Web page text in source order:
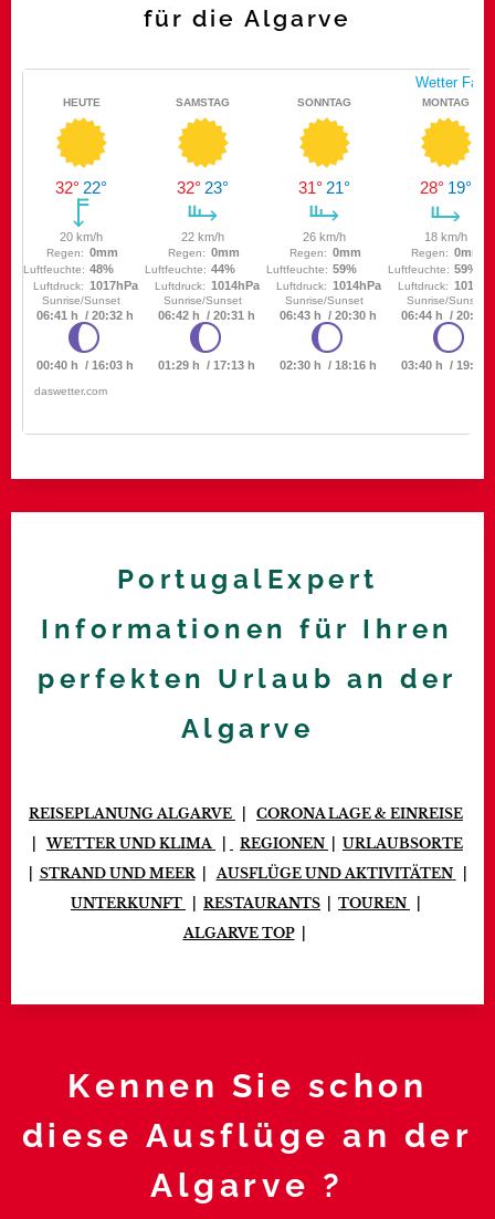
für die Algarve
PortugalExpert
Informationen für Ihren
perfekten Urlaub an der
Algarve
REISEPLANUNG ALGARVE CORONA LAGE & EINREISE
|WETTER UND KLIMA REGIONEN
URLAUBSORTE
STRAND UND MEER |AUSFLÜGE UND AKTIVITÄTEN
UNTERKUNFT
RESTAURANTS TOUREN
ALGARVE TOP
Kennen Sie schon
diese Ausflüge an der
Algarve ?